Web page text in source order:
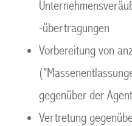
-übertragungen
Vorbereitung von
gegenüber der
Vertretung